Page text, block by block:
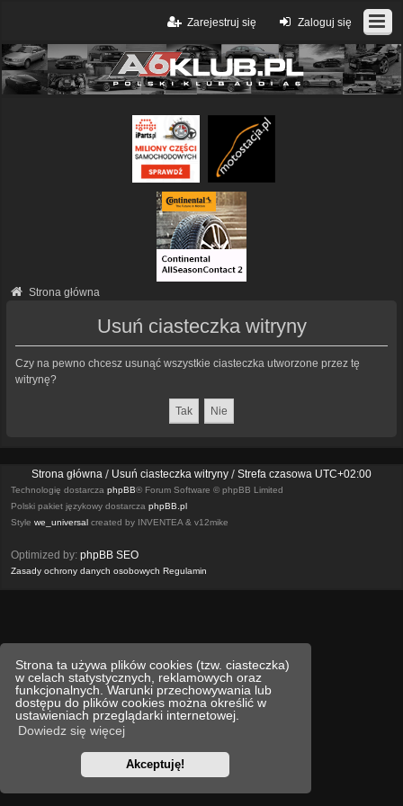
Strona ta używa plików cookies (tzw. ciasteczka)
w celach statystycznych, reklamowych oraz
funkcjonalnych. Warunki przechowywania lub
dostępu do plików cookies można określić w
ustawieniach przeglądarki internetowej.
Dowiedz się więcej
Akceptuję!
Zaloguj się
Zarejestruj się
Strona główna
Usuń ciasteczka witryny
Czy na pewno chcesz usunąć wszystkie ciasteczka utworzone przez tę
witrynę?
Strona główna Usuń ciasteczka witryny Strefa czasowa UTC+02:00
Technologię dostarcza phpBB® Forum Software © phpBB Limited
Polski pakiet językowy dostarcza phpBB.pl
Style we_universal created by INVENTEA & v12mike
Optimized by: phpBB SEO
Zasady ochrony danych osobowych Regulamin